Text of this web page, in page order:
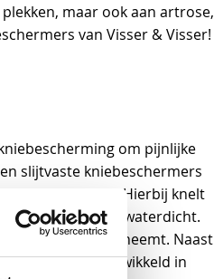
maar ook aan artrose,
van Visser & Visser!
om pijnlijke
slijtvaste kniebeschermers
het knielen. Hierbij knelt
flexibel en 100% waterdicht.
houding aanneemt. Naast
zijn ontwikkeld in